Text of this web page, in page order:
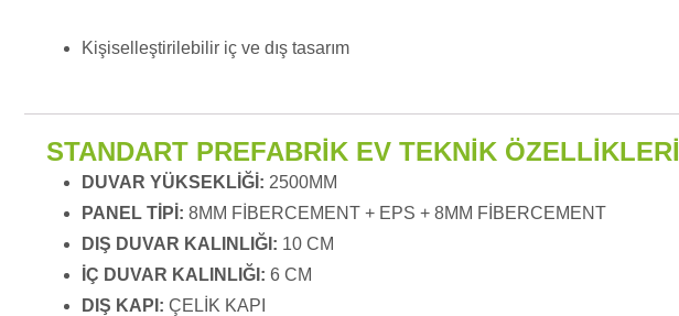
Kişiselleştirilebilir iç ve dış tasarım
STANDART PREFABRİK EV TEKNİK ÖZELLİKLERİ
DUVAR YÜKSEKLİĞİ: 2500MM
PANEL TİPİ: 8MM FİBERCEMENT + EPS + 8MM FİBERCEMENT
DIŞ DUVAR KALINLIĞI: 10 CM
İÇ DUVAR KALINLIĞI: 6 CM
DIŞ KAPI: ÇELİK KAPI